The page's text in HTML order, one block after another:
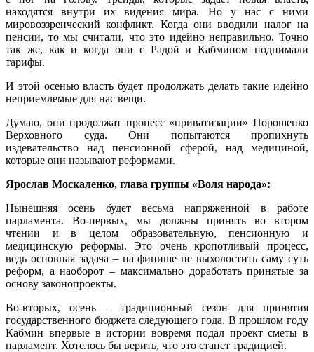
находятся внутри их видения мира. Но у нас с ними
мировоззренческий конфликт. Когда они вводили налог на
пенсии, то мы считали, что это идейно неправильно. Точно
так же, как и когда они с Радой и Кабмином поднимали
тарифы.
И этой осенью власть будет продолжать делать такие идейно
неприемлемые для нас вещи.
Думаю, они продолжат процесс «приватизации» Порошенко
Верховного суда. Они попытаются пропихнуть
издевательство над пенсионной сферой, над медициной,
которые они называют реформами.
Ярослав Москаленко, глава группы «Воля народа»:
Нынешняя осень будет весьма напряженной в работе
парламента. Во-первых, мы должны принять во втором
чтении и в целом образовательную, пенсионную и
медицинскую реформы. Это очень кропотливый процесс,
ведь основная задача – на финише не выхолостить саму суть
реформ, а наоборот – максимально доработать принятые за
основу законопроекты.
Во-вторых, осень – традиционный сезон для принятия
государственного бюджета следующего года. В прошлом году
Кабмин впервые в истории вовремя подал проект сметы в
парламент. Хотелось бы верить, что это станет традицией.